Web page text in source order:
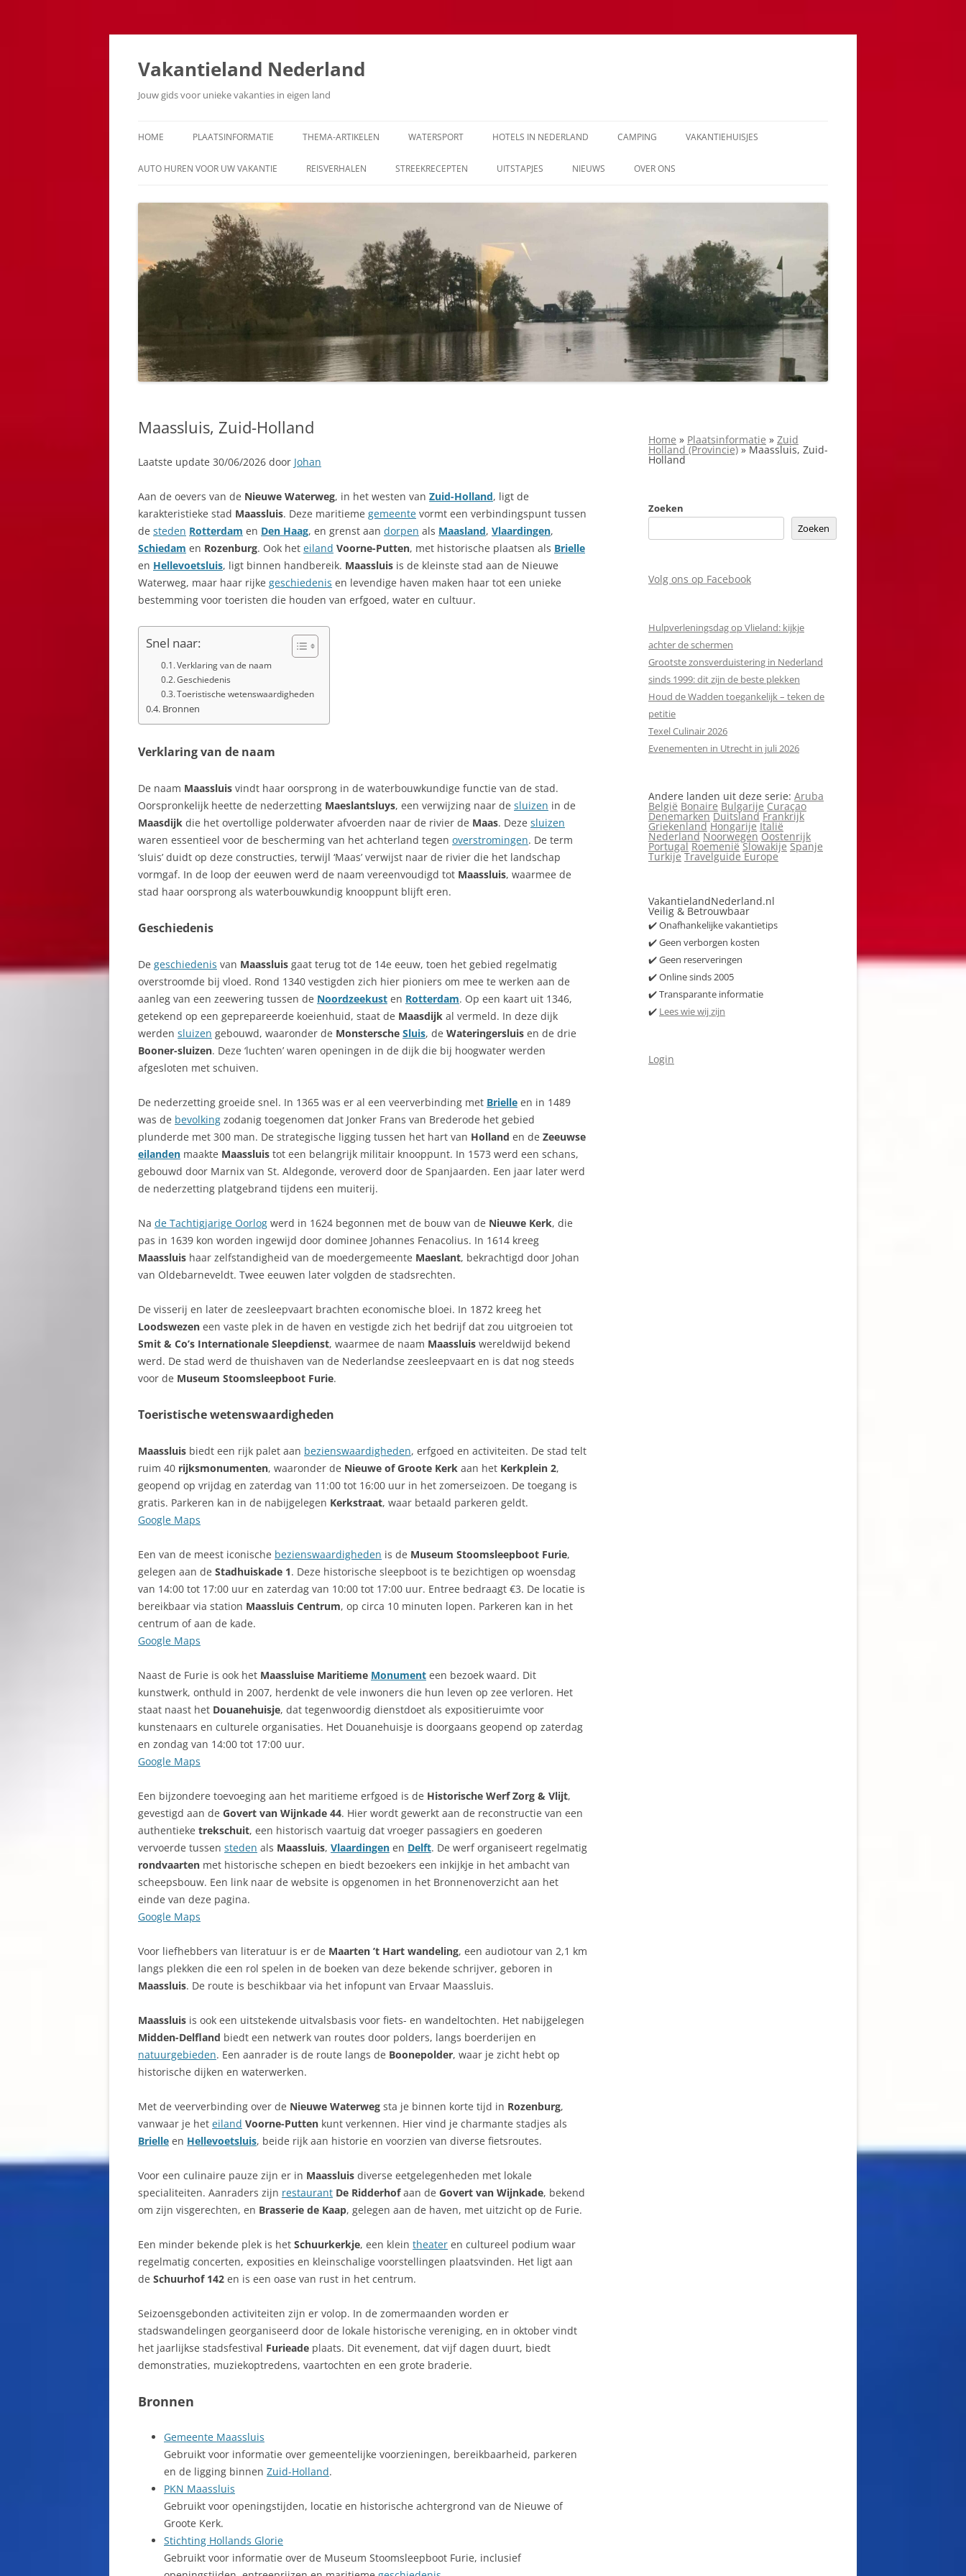
Ga
inhoud
Vakantieland Nederland
Jouw gids voor unieke vakanties in eigen land
HOME PLAATSINFORMATIE THEMA-ARTIKELEN WATERSPORT HOTELS IN NEDERLAND CAMPING VAKANTIEHUISJES
AUTO HUREN VOOR UW VAKANTIE REISVERHALEN STREEKRECEPTEN UITSTAPJES NIEUWS OVER ONS
Maassluis, Zuid-Holland
Laatste update 30/06/2026 door Johan
Aan de oevers van de Nieuwe Waterweg, in het westen van Zuid-Holland, ligt de
karakteristieke stad Maassluis. Deze maritieme gemeente vormt een verbindingspunt tussen
de steden Rotterdam en Den Haag, en grenst aan dorpen als Maasland, Vlaardingen,
Schiedam en Rozenburg. Ook het eiland Voorne-Putten, met historische plaatsen als Brielle
en Hellevoetsluis, ligt binnen handbereik. Maassluis is de kleinste stad aan de Nieuwe
Waterweg, maar haar rijke geschiedenis en levendige haven maken haar tot een unieke
bestemming voor toeristen die houden van erfgoed, water en cultuur.
Snel naar:
Verklaring van de naam
Geschiedenis
Toeristische wetenswaardigheden
Bronnen
Verklaring van de naam
De naam Maassluis vindt haar oorsprong in de waterbouwkundige functie van de stad.
Oorspronkelijk heette de nederzetting Maeslantsluys, een verwijzing naar de sluizen in de
Maasdijk die het overtollige polderwater afvoerden naar de rivier de Maas. Deze sluizen
waren essentieel voor de bescherming van het achterland tegen overstromingen. De term
‘sluis’ duidt op deze constructies, terwijl ‘Maas’ verwijst naar de rivier die het landschap
vormgaf. In de loop der eeuwen werd de naam vereenvoudigd tot Maassluis, waarmee de
stad haar oorsprong als waterbouwkundig knooppunt blijft eren.
Geschiedenis
De geschiedenis van Maassluis gaat terug tot de 14e eeuw, toen het gebied regelmatig
overstroomde bij vloed. Rond 1340 vestigden zich hier pioniers om mee te werken aan de
aanleg van een zeewering tussen de Noordzeekust en Rotterdam. Op een kaart uit 1346,
getekend op een geprepareerde koeienhuid, staat de Maasdijk al vermeld. In deze dijk
werden sluizen gebouwd, waaronder de Monstersche Sluis, de Wateringersluis en de drie
Booner-sluizen. Deze ‘luchten’ waren openingen in de dijk die bij hoogwater werden
afgesloten met schuiven.
De nederzetting groeide snel. In 1365 was er al een veerverbinding met Brielle en in 1489
was de bevolking zodanig toegenomen dat Jonker Frans van Brederode het gebied
plunderde met 300 man. De strategische ligging tussen het hart van Holland en de Zeeuwse
eilanden maakte Maassluis tot een belangrijk militair knooppunt. In 1573 werd een schans,
gebouwd door Marnix van St. Aldegonde, veroverd door de Spanjaarden. Een jaar later werd
de nederzetting platgebrand tijdens een muiterij.
Na de Tachtigjarige Oorlog werd in 1624 begonnen met de bouw van de Nieuwe Kerk, die
pas in 1639 kon worden ingewijd door dominee Johannes Fenacolius. In 1614 kreeg
Maassluis haar zelfstandigheid van de moedergemeente Maeslant, bekrachtigd door Johan
van Oldebarneveldt. Twee eeuwen later volgden de stadsrechten.
De visserij en later de zeesleepvaart brachten economische bloei. In 1872 kreeg het
Loodswezen een vaste plek in de haven en vestigde zich het bedrijf dat zou uitgroeien tot
Smit & Co’s Internationale Sleepdienst, waarmee de naam Maassluis wereldwijd bekend
werd. De stad werd de thuishaven van de Nederlandse zeesleepvaart en is dat nog steeds
voor de Museum Stoomsleepboot Furie.
Toeristische wetenswaardigheden
Maassluis biedt een rijk palet aan bezienswaardigheden, erfgoed en activiteiten. De stad telt
ruim 40 rijksmonumenten, waaronder de Nieuwe of Groote Kerk aan het Kerkplein 2,
geopend op vrijdag en zaterdag van 11:00 tot 16:00 uur in het zomerseizoen. De toegang is
gratis. Parkeren kan in de nabijgelegen Kerkstraat, waar betaald parkeren geldt.
Google Maps
Een van de meest iconische bezienswaardigheden is de Museum Stoomsleepboot Furie,
gelegen aan de Stadhuiskade 1. Deze historische sleepboot is te bezichtigen op woensdag
van 14:00 tot 17:00 uur en zaterdag van 10:00 tot 17:00 uur. Entree bedraagt €3. De locatie is
bereikbaar via station Maassluis Centrum, op circa 10 minuten lopen. Parkeren kan in het
centrum of aan de kade.
Google Maps
Naast de Furie is ook het Maassluise Maritieme Monument een bezoek waard. Dit
kunstwerk, onthuld in 2007, herdenkt de vele inwoners die hun leven op zee verloren. Het
staat naast het Douanehuisje, dat tegenwoordig dienstdoet als expositieruimte voor
kunstenaars en culturele organisaties. Het Douanehuisje is doorgaans geopend op zaterdag
en zondag van 14:00 tot 17:00 uur.
Google Maps
Een bijzondere toevoeging aan het maritieme erfgoed is de Historische Werf Zorg & Vlijt,
gevestigd aan de Govert van Wijnkade 44. Hier wordt gewerkt aan de reconstructie van een
authentieke trekschuit, een historisch vaartuig dat vroeger passagiers en goederen
vervoerde tussen steden als Maassluis, Vlaardingen en Delft. De werf organiseert regelmatig
rondvaarten met historische schepen en biedt bezoekers een inkijkje in het ambacht van
scheepsbouw. Een link naar de website is opgenomen in het Bronnenoverzicht aan het
einde van deze pagina.
Google Maps
Voor liefhebbers van literatuur is er de Maarten ’t Hart wandeling, een audiotour van 2,1 km
langs plekken die een rol spelen in de boeken van deze bekende schrijver, geboren in
Maassluis. De route is beschikbaar via het infopunt van Ervaar Maassluis.
Maassluis is ook een uitstekende uitvalsbasis voor fiets- en wandeltochten. Het nabijgelegen
Midden-Delfland biedt een netwerk van routes door polders, langs boerderijen en
natuurgebieden. Een aanrader is de route langs de Boonepolder, waar je zicht hebt op
historische dijken en waterwerken.
Met de veerverbinding over de Nieuwe Waterweg sta je binnen korte tijd in Rozenburg,
vanwaar je het eiland Voorne-Putten kunt verkennen. Hier vind je charmante stadjes als
Brielle en Hellevoetsluis, beide rijk aan historie en voorzien van diverse fietsroutes.
Voor een culinaire pauze zijn er in Maassluis diverse eetgelegenheden met lokale
specialiteiten. Aanraders zijn restaurant De Ridderhofaan de Govert van Wijnkade, bekend
om zijn visgerechten, en Brasserie de Kaap, gelegen aan de haven, met uitzicht op de Furie.
Een minder bekende plek is het Schuurkerkje, een klein theater en cultureel podium waar
regelmatig concerten, exposities en kleinschalige voorstellingen plaatsvinden. Het ligt aan
de Schuurhof 142 en is een oase van rust in het centrum.
Seizoensgebonden activiteiten zijn er volop. In de zomermaanden worden er
stadswandelingen georganiseerd door de lokale historische vereniging, en in oktober vindt
het jaarlijkse stadsfestival Furieade plaats. Dit evenement, dat vijf dagen duurt, biedt
demonstraties, muziekoptredens, vaartochten en een grote braderie.
Bronnen
Gemeente Maassluis
Gebruikt voor informatie over gemeentelijke voorzieningen, bereikbaarheid, parkeren
en de ligging binnen Zuid-Holland.
PKN Maassluis
Gebruikt voor openingstijden, locatie en historische achtergrond van de Nieuwe of
Groote Kerk.
Stichting Hollands Glorie
Gebruikt voor informatie over de Museum Stoomsleepboot Furie, inclusief
Home » Plaatsinformatie » Zuid
Holland (Provincie) » Maassluis, Zuid-
Holland
Zoeken
Zoeken
Volg ons op Facebook
Hulpverleningsdag op Vlieland: kijkje
achter de schermen
Grootste zonsverduistering in Nederland
sinds 1999: dit zijn de beste plekken
Houd de Wadden toegankelijk – teken de
petitie
Texel Culinair 2026
Evenementen in Utrecht in juli 2026
Andere landen uit deze serie: Aruba
België Bonaire Bulgarije Curaçao
Denemarken Duitsland Frankrijk
Griekenland Hongarije Italië
Nederland Noorwegen Oostenrijk
Portugal Roemenië Slowakije Spanje
Turkije Travelguide Europe
VakantielandNederland.nl
Veilig & Betrouwbaar
✔️ Onafhankelijke vakantietips
✔️ Geen verborgen kosten
✔️ Geen reserveringen
✔️ Online sinds 2005
✔️ Transparante informatie
✔️ Lees wie wij zijn
Login